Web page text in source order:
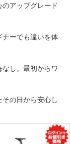
アップグレード
ナーでも違いを体
し。最初からワ
の日から安心し